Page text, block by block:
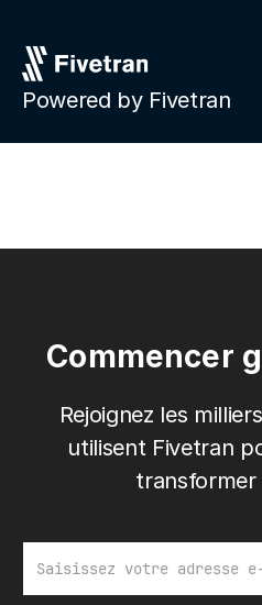
Powered by Fivetran
Commencer
Rejoignez les
utilisent Fivetran
transformer